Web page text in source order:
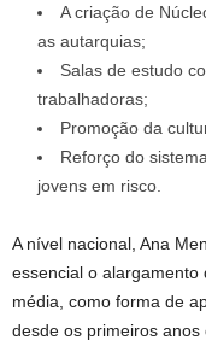
A criação de
as autarquias;
Salas de estudo
trabalhadoras;
Promoção da
Reforço do
jovens em risco.
A nível nacional, Ana
essencial o
média, como forma de
desde os primeiros anos